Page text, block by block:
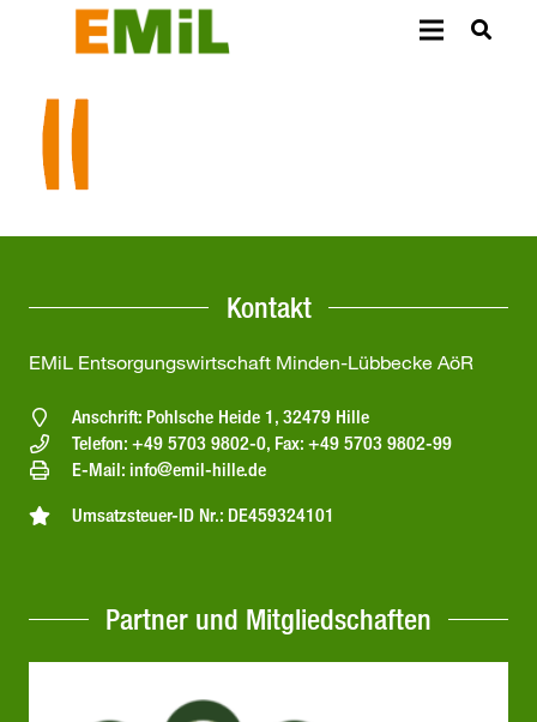
Kontakt
EMiL Entsorgungswirtschaft Minden-Lübbecke AöR
Anschrift: Pohlsche Heide 1, 32479 Hille
Telefon: +49 5703 9802-0, Fax: +49 5703 9802-99
E-Mail: info@emil-hille.de
Umsatzsteuer-ID Nr.: DE459324101
Partner und Mitgliedschaften